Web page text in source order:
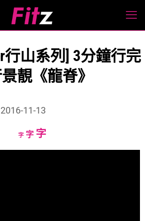
行山系列] 3分鐘行完
靚《龍脊》
2016-11-13
字Decrease
字Reset
字Increase